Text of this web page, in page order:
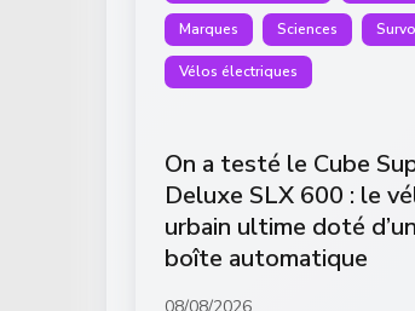
Marques Sciences
Vélos électriques
On a testé le Cube
Deluxe SLX 600 : le
urbain ultime doté
boîte automatique